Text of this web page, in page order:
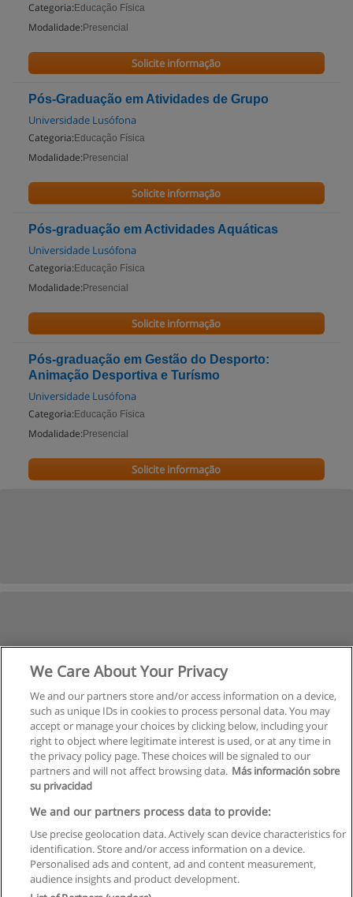
Categoria: Educação Física
Modalidade: Presencial
Solicite informação
Pós-Graduação em Atividades de Grupo
Universidade Lusófona
Categoria: Educação Física
Modalidade: Presencial
Solicite informação
Pós-graduação em Actividades Aquáticas
Universidade Lusófona
Categoria: Educação Física
Modalidade: Presencial
Solicite informação
Pós-graduação em Gestão do Desporto:
Animação Desportiva e Turísmo
Universidade Lusófona
Categoria: Educação Física
Modalidade: Presencial
Solicite informação
Regras de uso
Privacidade de dados
We Care About Your Privacy
We and our partners store and/or access information on a device,
such as unique IDs in cookies to process personal data. You may
accept or manage your choices by clicking below, including your
right to object where legitimate interest is used, or at any time in
the privacy policy page. These choices will be signaled to our
partners and will not affect browsing data. Más información sobre
su privacidad
We and our partners process data to provide:
Use precise geolocation data. Actively scan device characteristics for
identification. Store and/or access information on a device.
Personalised ads and content, ad and content measurement,
audience insights and product development.